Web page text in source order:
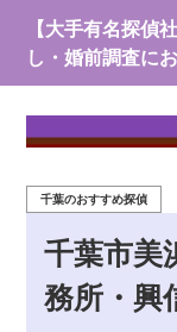
【大手有名探偵
し・婚前調査に
千葉市美
務所・興
千葉のおすすめ探偵